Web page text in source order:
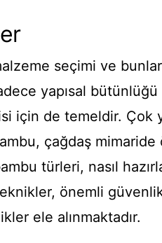
seçimi ve
yapısal
için de temeldir. Çok
çağdaş mimaride
türleri, nasıl
önemli
ele alınmaktadır.